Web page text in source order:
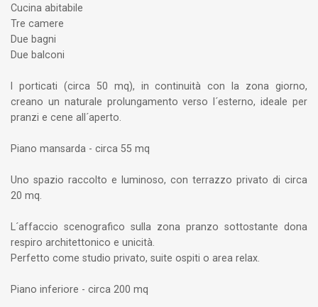
Cucina abitabile
Tre camere
Due bagni
Due balconi
I porticati (circa 50 mq), in continuità con la zona giorno,
creano un naturale prolungamento verso l´esterno, ideale per
pranzi e cene all´aperto.
Piano mansarda - circa 55 mq
Uno spazio raccolto e luminoso, con terrazzo privato di circa
20 mq.
L´affaccio scenografico sulla zona pranzo sottostante dona
respiro architettonico e unicità.
Perfetto come studio privato, suite ospiti o area relax.
Piano inferiore - circa 200 mq